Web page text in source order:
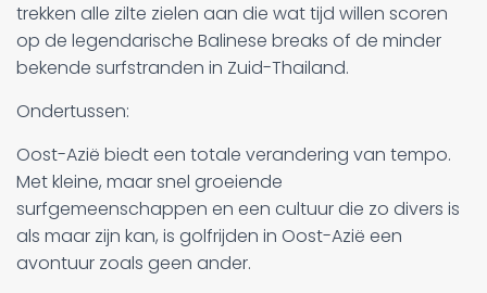
trekken alle zilte zielen aan die wat tijd willen scoren
op de legendarische Balinese breaks of de minder
bekende surfstranden in Zuid-Thailand.
Ondertussen:
Oost-Azië biedt een totale verandering van tempo.
Met kleine, maar snel groeiende
surfgemeenschappen en een cultuur die zo divers is
als maar zijn kan, is golfrijden in Oost-Azië een
avontuur zoals geen ander.